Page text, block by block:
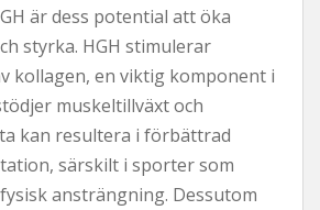
är dess potential att öka
styrka. HGH stimulerar
kollagen, en viktig komponent i
muskeltillväxt och
kan resultera i förbättrad
särskilt i sporter som
ansträngning. Dessutom